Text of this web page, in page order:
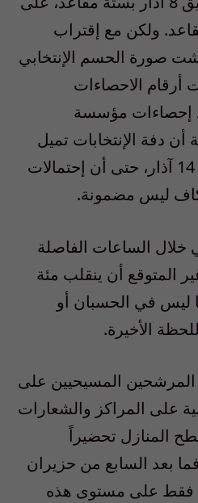
ولكن مع إقتراب
صورة الحسم الإنتخابي
أرقام الاحصاءات
إحصاءات مؤسسة
دفة الإنتخابات تميل
بالكامل الى لائحة قوى 14 آذار، حتى أن إحتمالات
ليس مضمونة.
خلال الساعات الفاصلة
المتوقع أن ينقلب مئة
ليس في الحسبان أو
الأخيرة.
المرشحين المسيحيين على
على المراكز والشعارات
المنازل تحضيراً
فما بعد السابع من حزيران
فقط على مستوى هذه